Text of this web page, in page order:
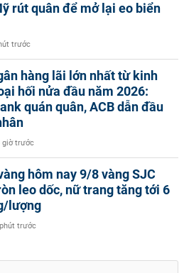
rút quân để mở lại eo biển
trước
hàng lãi lớn nhất từ kinh
hối nửa đầu năm 2026:
quán quân, ACB dẫn đầu
giờ trước
hôm nay 9/8 vàng SJC
leo dốc, nữ trang tăng tới 6
lượng
trước